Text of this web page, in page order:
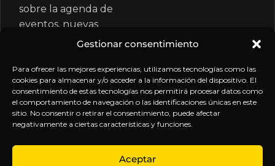
Gestionar consentimiento
Para ofrecer las mejores experiencias, utilizamos tecnologías como las
cookies para almacenar y/o acceder a la información del dispositivo. El
consentimiento de estas tecnologías nos permitirá procesar datos como
el comportamiento de navegación o las identificaciones únicas en este
sitio. No consentir o retirar el consentimiento, puede afectar
negativamente a ciertas características y funciones.
Aceptar
sobre la agenda de
eventos, nuevas
publicaciones y
suscripción.
EXPLORA LEGAL SÍGUENOS